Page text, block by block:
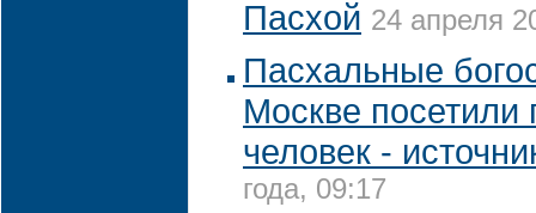
Пасхой 24 апреля
Пасхальные
Москве посетили
человек -
года, 09:17